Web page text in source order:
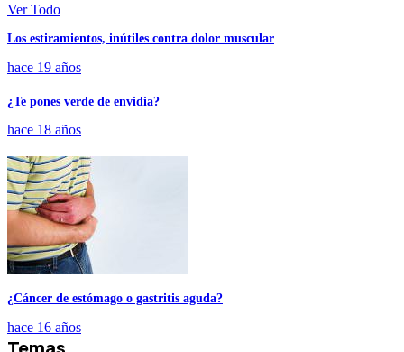
Ver Todo
Los estiramientos, inútiles contra dolor muscular
hace 19 años
¿Te pones verde de envidia?
hace 18 años
¿Cáncer de estómago o gastritis aguda?
hace 16 años